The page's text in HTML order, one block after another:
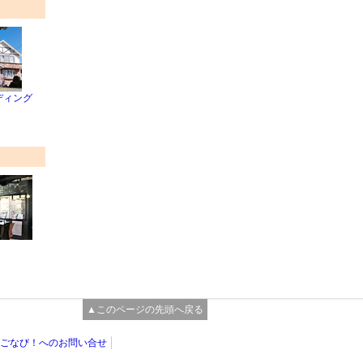
ィング
▲このページの先頭へ戻る
なび！へのお問い合せ